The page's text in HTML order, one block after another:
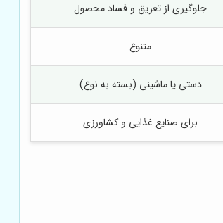
جلوگیری از تعریق و فساد محصول
متنوع
دستی یا ماشینی (بسته به نوع)
برای صنایع غذایی و کشاورزی